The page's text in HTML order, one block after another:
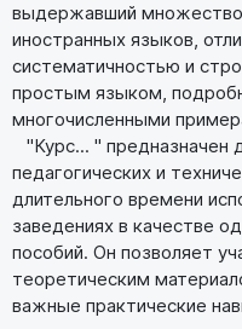
выдержавший множество
иностранных языков,
систематичностью и
простым языком,
многочисленными
"Курс... " предназначен
педагогических и
длительного времени
заведениях в качестве
пособий. Он позволяет
теоретическим
важные практические